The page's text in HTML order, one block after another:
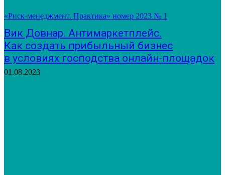
«Риск-менеджмент. Практика» номер 2023 № 1
Вик Довнар. Антимаркетплейс.
Как создать прибыльный бизнес
в условиях господства онлайн-площадок
01.08.2023